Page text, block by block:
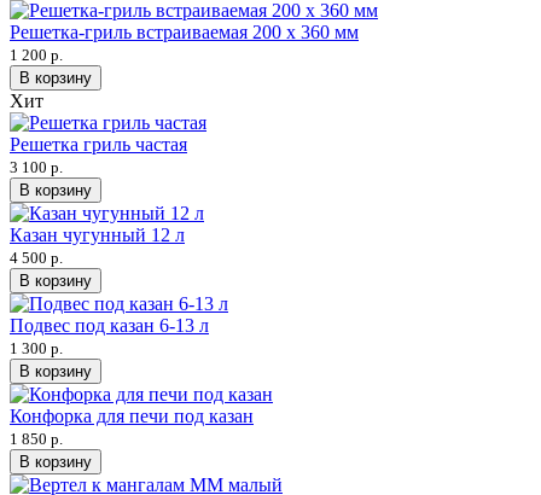
Решетка-гриль встраиваемая 200 х 360 мм
1 200 р.
В корзину
Хит
Решетка гриль частая
3 100 р.
В корзину
Казан чугунный 12 л
4 500 р.
В корзину
Подвес под казан 6-13 л
1 300 р.
В корзину
Конфорка для печи под казан
1 850 р.
В корзину